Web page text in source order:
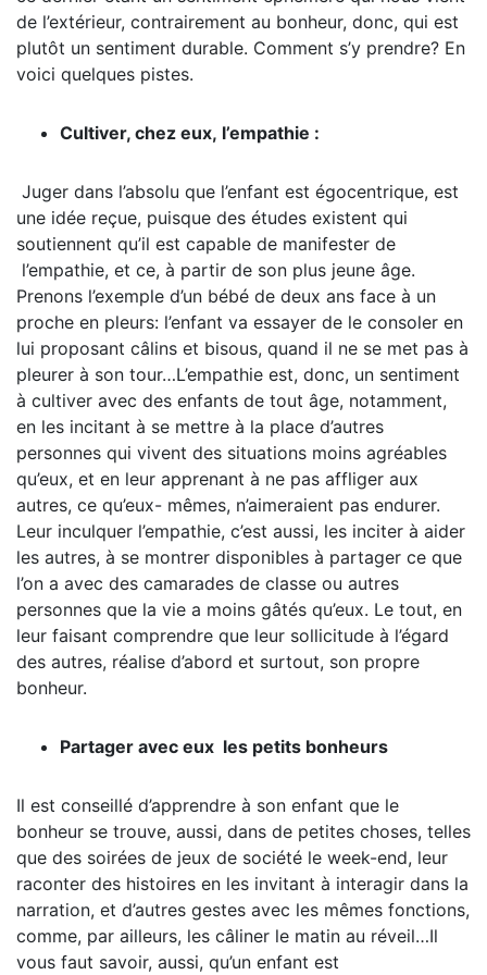
de l’extérieur, contrairement au bonheur, donc, qui est
plutôt un sentiment durable. Comment s’y prendre? En
voici quelques pistes.
Cultiver, chez eux, l’empathie :
Juger dans l’absolu que l’enfant est égocentrique, est
une idée reçue, puisque des études existent qui
soutiennent qu’il est capable de manifester de
l’empathie, et ce, à partir de son plus jeune âge.
Prenons l’exemple d’un bébé de deux ans face à un
proche en pleurs: l’enfant va essayer de le consoler en
lui proposant câlins et bisous, quand il ne se met pas à
pleurer à son tour…L’empathie est, donc, un sentiment
à cultiver avec des enfants de tout âge, notamment,
en les incitant à se mettre à la place d’autres
personnes qui vivent des situations moins agréables
qu’eux, et en leur apprenant à ne pas affliger aux
autres, ce qu’eux- mêmes, n’aimeraient pas endurer.
Leur inculquer l’empathie, c’est aussi, les inciter à aider
les autres, à se montrer disponibles à partager ce que
l’on a avec des camarades de classe ou autres
personnes que la vie a moins gâtés qu’eux. Le tout, en
leur faisant comprendre que leur sollicitude à l’égard
des autres, réalise d’abord et surtout, son propre
bonheur.
Partager avec eux les petits bonheurs
Il est conseillé d’apprendre à son enfant que le
bonheur se trouve, aussi, dans de petites choses, telles
que des soirées de jeux de société le week-end, leur
raconter des histoires en les invitant à interagir dans la
narration, et d’autres gestes avec les mêmes fonctions,
comme, par ailleurs, les câliner le matin au réveil…Il
vous faut savoir, aussi, qu’un enfant est